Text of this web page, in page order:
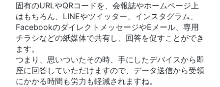
固有のURLやQRコードを、会報誌やホームページ上
はもちろん、LINEやツイッター、インスタグラム、
FacebookのダイレクトメッセージやEメール、専用
チラシなどの紙媒体で共有し、回答を促すことができ
ます。
つまり、思いついたその時、手にしたデバイスから即
座に回答していただけますので、データ送信から受領
にかかる時間も労力も軽減されますね。